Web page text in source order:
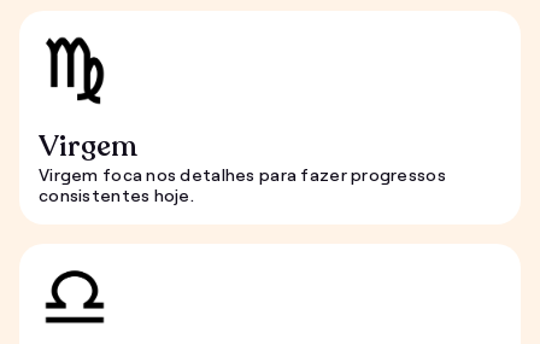
Virgem
Virgem foca nos detalhes para fazer progressos
consistentes hoje.